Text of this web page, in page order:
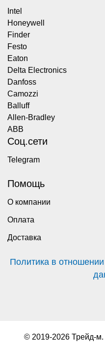
Intel
Honeywell
Finder
Festo
Eaton
Delta Electronics
Danfoss
Camozzi
Balluff
Allen-Bradley
ABB
Соц.сети
Telegram
Помощь
О компании
Оплата
Доставка
Политика в
© 2019-2026 Трейд-м.